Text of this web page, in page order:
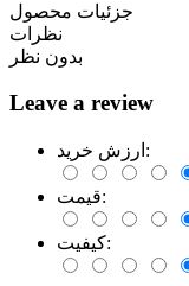
جزئیات محصول
نظرات
بدون نظر
Leave a review
ارزش خرید:
قیمت:
کیفیت: